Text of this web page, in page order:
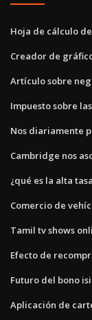
Hoja de cálculo
Creador de
Artículo sobre
Impuesto sobre
Nos diariamente
Cambridge nos
¿qué es la alta
Comercio de
Tamil tv shows
Efecto de
Futuro del bono
Aplicación de